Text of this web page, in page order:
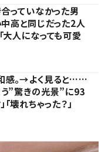
合っていなかった男
高と同じだった2人
人になっても可愛
感。→よく見ると……
”驚きの光景”に93
壊れちゃった？」